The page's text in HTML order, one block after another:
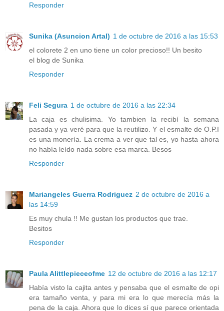
Responder
Sunika (Asuncion Artal) 1 de octubre de 2016 a las 15:53
el colorete 2 en uno tiene un color precioso!! Un besito
el blog de Sunika
Responder
Feli Segura 1 de octubre de 2016 a las 22:34
La caja es chulisima. Yo tambien la recibí la semana
pasada y ya veré para que la reutilizo. Y el esmalte de O.P.I
es una monería. La crema a ver que tal es, yo hasta ahora
no había leído nada sobre esa marca. Besos
Responder
Mariangeles Guerra Rodriguez 2 de octubre de 2016 a
las 14:59
Es muy chula !! Me gustan los productos que trae.
Besitos
Responder
Paula Alittlepieceofme 12 de octubre de 2016 a las 12:17
Había visto la cajita antes y pensaba que el esmalte de opi
era tamaño venta, y para mi era lo que merecía más la
pena de la caja. Ahora que lo dices sí que parece orientada